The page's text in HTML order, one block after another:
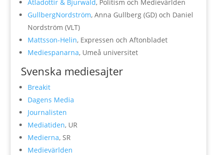
Atladottir & Bjurwald, Politism och Medievärlden
GullbergNordström, Anna Gullberg (GD) och Daniel
Nordström (VLT)
Mattsson-Helin, Expressen och Aftonbladet
Mediespanarna, Umeå universitet
Svenska mediesajter
Breakit
Dagens Media
Journalisten
Mediatiden, UR
Medierna, SR
Medievärlden